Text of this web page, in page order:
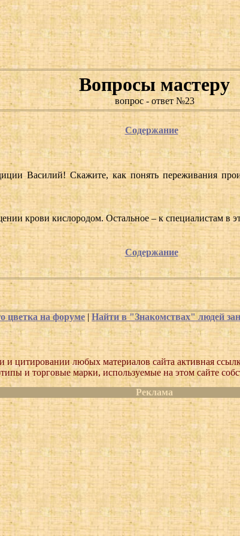
Вопросы мастеру
вопрос - ответ №23
Содержание
Василий! Скажите, как понять переживания
крови кислородом. Остальное – к специалистам в
Содержание
цветка на форуме Найти в "Знакомствах" людей
и цитировании любых материалов сайта активная
и торговые марки, используемые на этом сайте
Реклама